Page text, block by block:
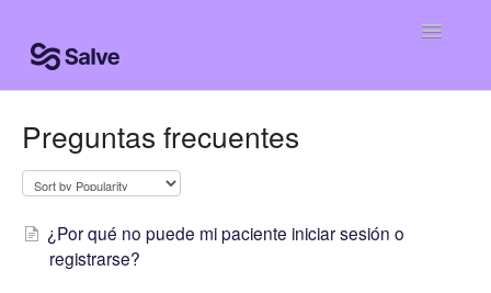
Toggle
Clinic Knowledge Base
Preguntas frecuentes
¿Por qué no puede mi paciente iniciar sesión o
registrarse?